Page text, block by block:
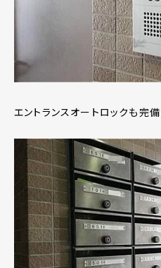
エントランスオートロックも完備